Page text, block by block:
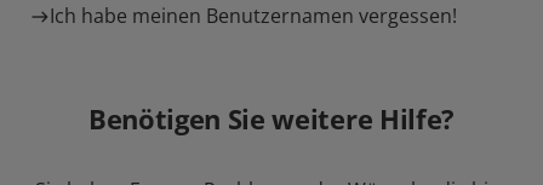
Ich habe meinen Benutzernamen vergessen!
Benötigen Sie weitere Hilfe?